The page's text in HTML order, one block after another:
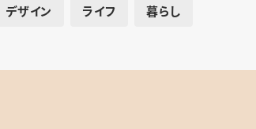
デザイン ライフ 暮らし